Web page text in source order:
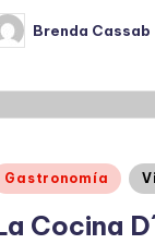
Brenda Cassab
Gastronomía
Cocina